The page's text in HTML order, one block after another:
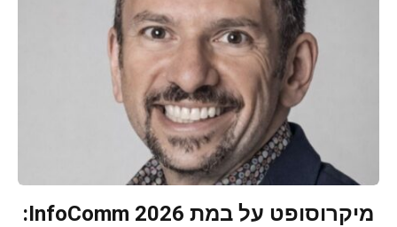
מיקרוסופט על במת InfoComm 2026: